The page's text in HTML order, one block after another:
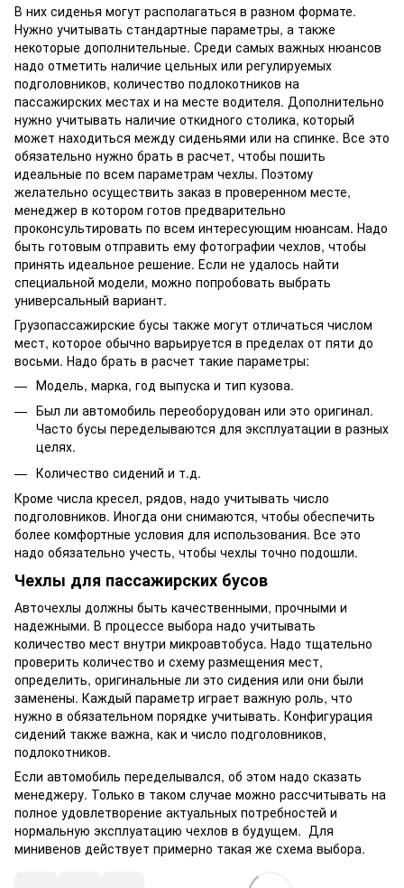
В них сиденья могут располагаться в разном формате.
Нужно учитывать стандартные параметры, а также
некоторые дополнительные. Среди самых важных нюансов
надо отметить наличие цельных или регулируемых
подголовников, количество подлокотников на
пассажирских местах и на месте водителя. Дополнительно
нужно учитывать наличие откидного столика, который
может находиться между сиденьями или на спинке. Все это
обязательно нужно брать в расчет, чтобы пошить
идеальные по всем параметрам чехлы. Поэтому
желательно осуществить заказ в проверенном месте,
менеджер в котором готов предварительно
проконсультировать по всем интересующим нюансам. Надо
быть готовым отправить ему фотографии чехлов, чтобы
принять идеальное решение. Если не удалось найти
специальной модели, можно попробовать выбрать
универсальный вариант.
Грузопассажирские бусы также могут отличаться числом
мест, которое обычно варьируется в пределах от пяти до
восьми. Надо брать в расчет такие параметры:
Модель, марка, год выпуска и тип кузова.
Был ли автомобиль переоборудован или это оригинал.
Часто бусы переделываются для эксплуатации в разных
целях.
Количество сидений и т.д.
Кроме числа кресел, рядов, надо учитывать число
подголовников. Иногда они снимаются, чтобы обеспечить
более комфортные условия для использования. Все это
надо обязательно учесть, чтобы чехлы точно подошли.
Чехлы для пассажирских бусов
Авточехлы должны быть качественными, прочными и
надежными. В процессе выбора надо учитывать
количество мест внутри микроавтобуса. Надо тщательно
проверить количество и схему размещения мест,
определить, оригинальные ли это сидения или они были
заменены. Каждый параметр играет важную роль, что
нужно в обязательном порядке учитывать. Конфигурация
сидений также важна, как и число подголовников,
подлокотников.
Если автомобиль переделывался, об этом надо сказать
менеджеру. Только в таком случае можно рассчитывать на
полное удовлетворение актуальных потребностей и
нормальную эксплуатацию чехлов в будущем. Для
минивенов действует примерно такая же схема выбора.